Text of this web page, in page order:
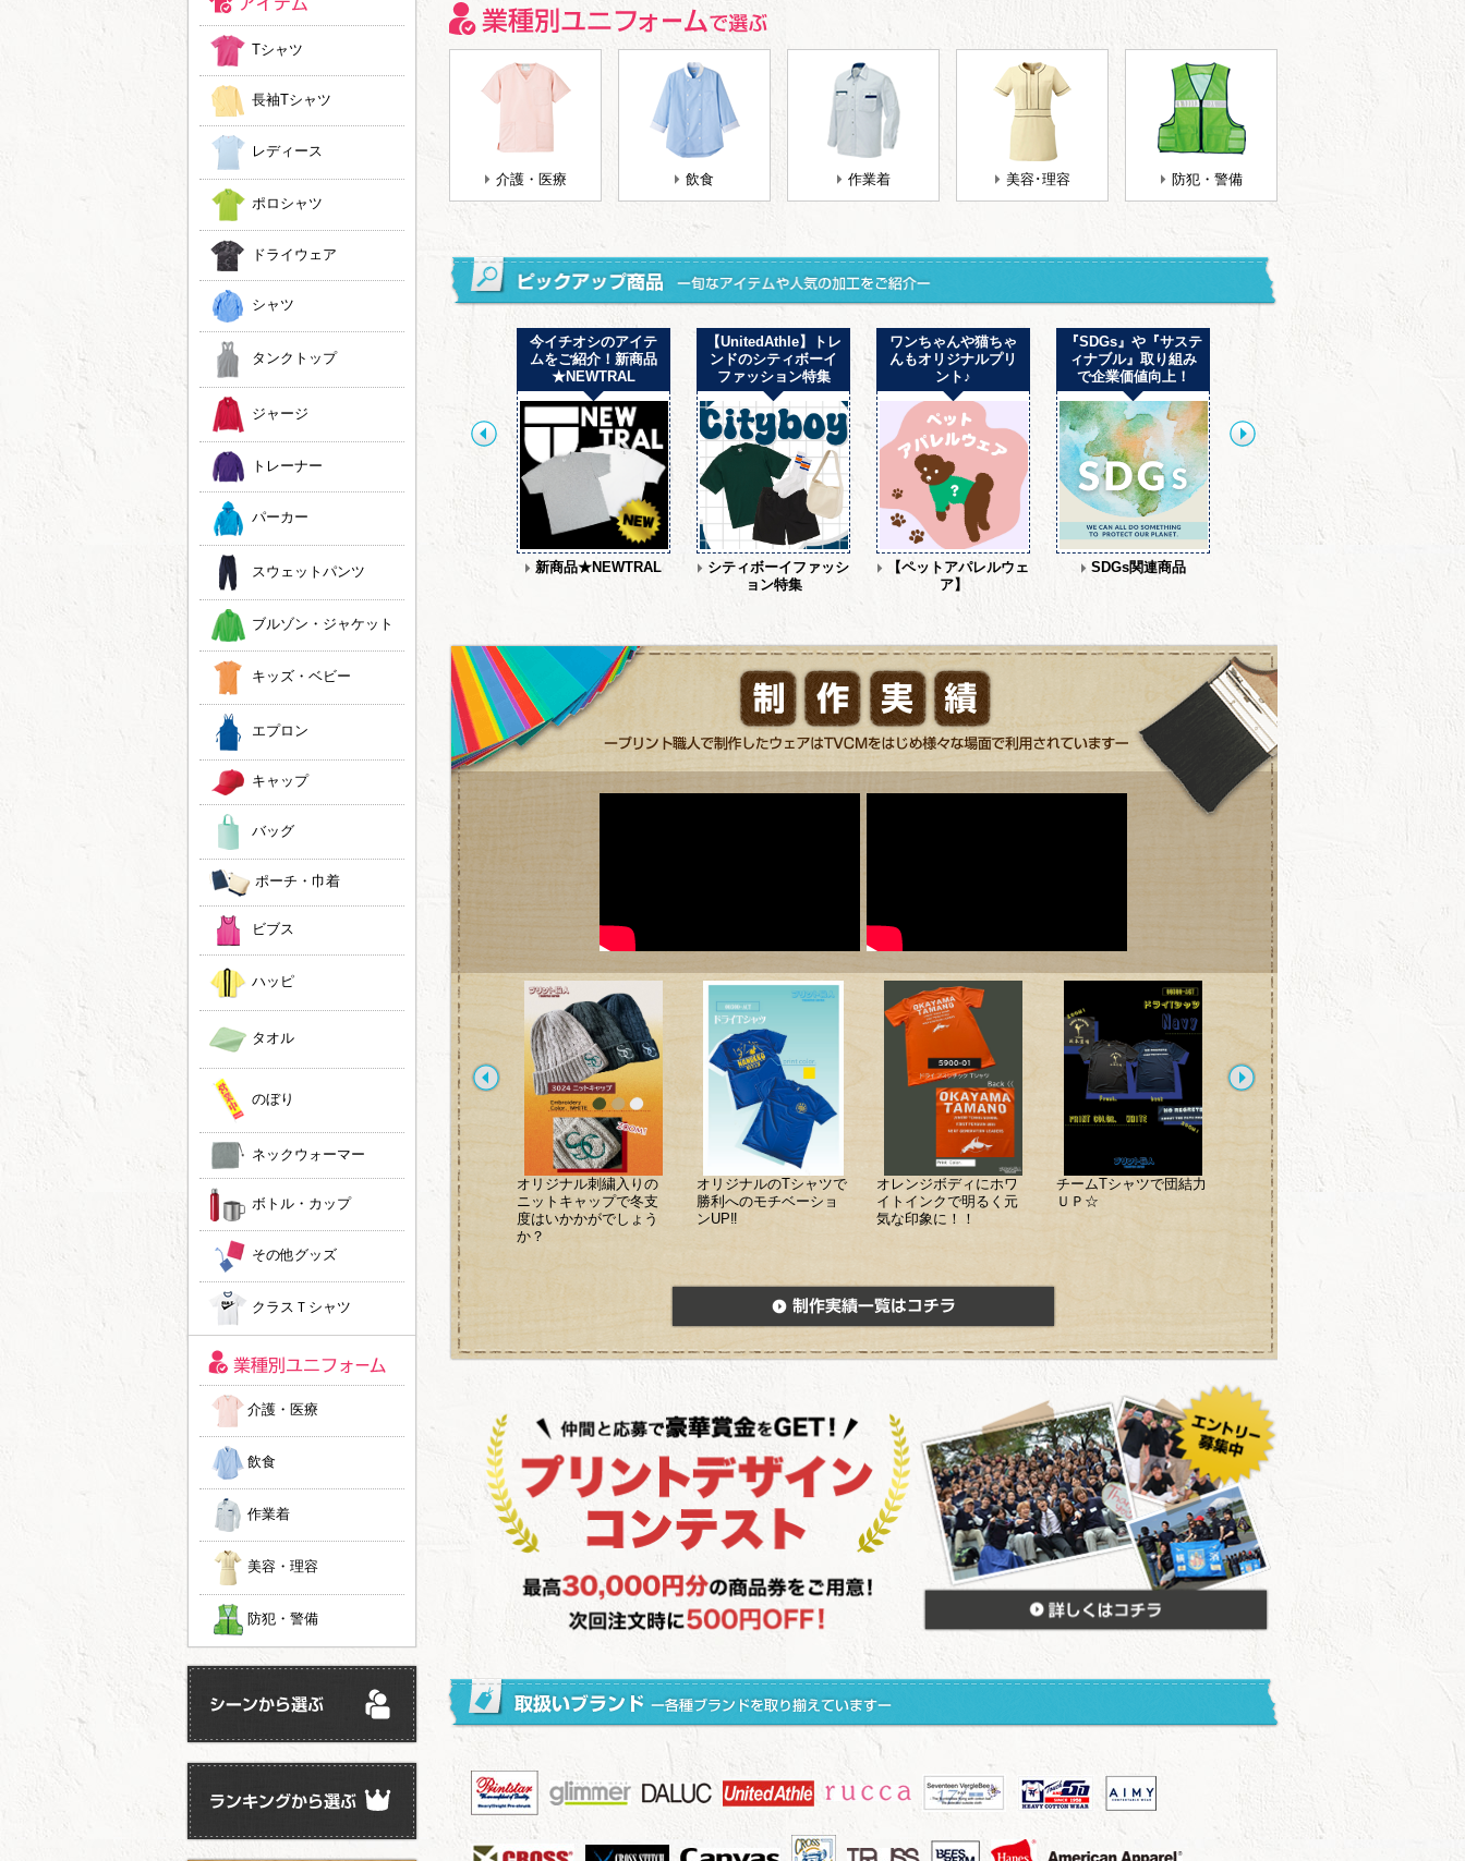
介護・医療 飲食 作業着 美容･理容 防犯・警備
様でオーダー出来
タイダイ染めＴシ
イダイ染め×プリン
新ラインナップ追加
しました！ JOKER
LABEL
JOKER LABEL
ドライ素材タイダイ染
今イチオシのアイテ
ムをご紹介！新商品
★NEWTRAL
新商品★NEWTRAL
【UnitedAthle】トレ
ンドのシティボーイ
ファッション特集
シティボーイファッシ
ョン特集
ワンちゃんや猫ちゃ
んもオリジナルプリ
ント♪
【ペットアパレルウェ
ア】
『SDGs』や『サステ
ィナブル』取り組み
で企業価値向上！
SDGs関連商品
街着でも、部屋着で
トートバッグへのプリ
ントが流行ってます！
ノベルティや祝い事で
のプレゼントにいかが
でしょうか。
染み込み風プリントで
ヴィンテージ風に！
オリジナル刺繍入りの
ニットキャップで冬支
度はいかかがでしょう
か？
オリジナルのTシャツで
勝利へのモチベーショ
ンUP‼
オレンジボディにホワ
イトインクで明るく元
気な印象に！！
チームTシャツで団結力
ＵＰ☆
まだまだ寒い！
スウェット、ジャケッ
ト大活躍！
色も
Tシャツ
長袖Tシャツ
レディース
ポロシャツ
ドライウェア
シャツ
タンクトップ
ジャージ
トレーナー
パーカー
スウェットパンツ
ブルゾン・ジャケット
キッズ・ベビー
エプロン
キャップ
バッグ
ポーチ・巾着
ビブス
ハッピ
タオル
のぼり
ネックウォーマー
ボトル・カップ
その他グッズ
クラスＴシャツ
介護・医療
飲食
作業着
美容・理容
防犯・警備